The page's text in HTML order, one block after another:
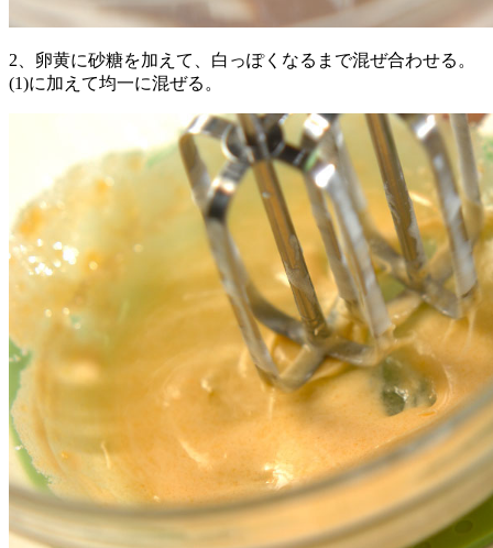
2、卵黄に砂糖を加えて、白っぽくなるまで混ぜ合わせる。
(1)に加えて均一に混ぜる。